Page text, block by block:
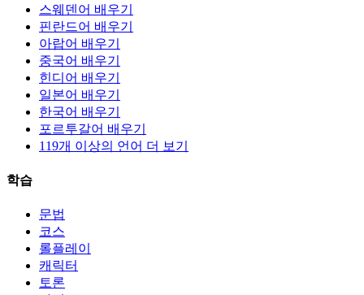
스웨덴어 배우기
핀란드어 배우기
아랍어 배우기
중국어 배우기
힌디어 배우기
일본어 배우기
한국어 배우기
포르투갈어 배우기
119개 이상의 언어 더 보기
학습
문법
코스
롤플레이
캐릭터
토론